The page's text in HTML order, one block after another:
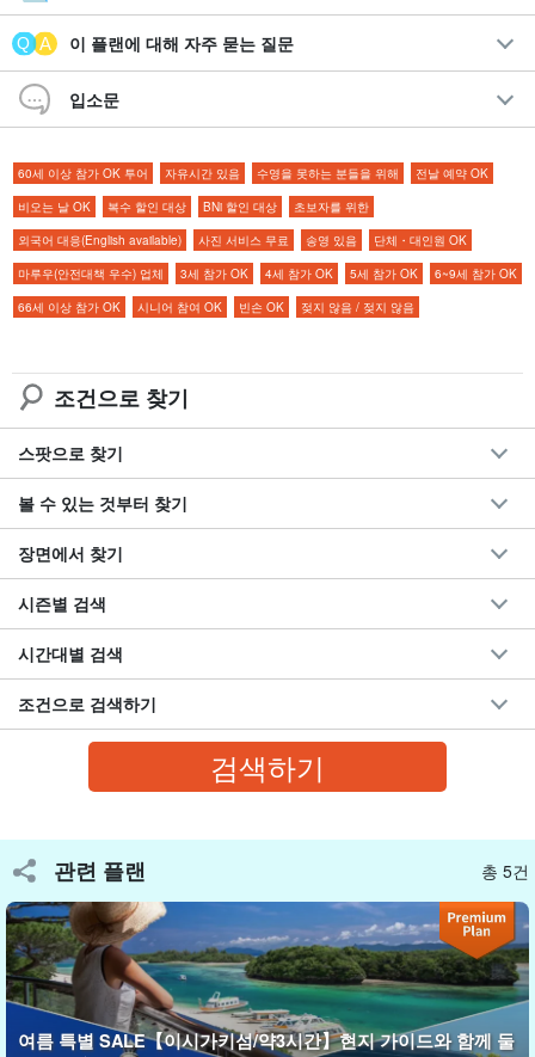
추천 포인트
◆
사진 데이터 증정
누적 참가인원 30만 명 돌파!
현지 가이드가 절경 명소로 안내합니다.
투어 참가자 특전 페이지 증정
남부 지역무료 송영 서비스 포함
자연-문화-절경을 만끽하는 1일 투어
이동 중에도 이시가키섬만의 매력을 만끽할 수 있다!
안내한다.
이동 시간도 지루하지 않고 알찬 시간을 즐길 수 있습니다.
안내하는 관광명소
메이조만 맹그로브
가와히라만 글래스 보트
이 플랜에 대해 자주 묻는 질문
입소문
60세 이상 참가 OK 투어 자유시간 있음 수영을 못하는 분들을 위해
전날 예약 OK
비오는 날 OK
복수 할인 대상 BNi 할인 대상
초보자를 위한
외국어 대응(English available)
사진 서비스 무료 송영 있음
단체・대인원 OK
마루우(안전대책 우수) 업체
3세 참가 OK 4세 참가 OK 5세 참가 OK
6~9세 참가 OK
66세 이상 참가 OK
시니어 참여 OK 빈손 OK 젖지 않음 / 젖지 않음
조건으로 찾기
스팟으로 찾기
볼 수 있는 것부터 찾기
장면에서 찾기
시즌별 검색
시간대별 검색
조건으로 검색하기
관련 플랜 총 5건
여름 특별 SALE【이시가키섬/약3시간】현지 가이드와 함께 둘